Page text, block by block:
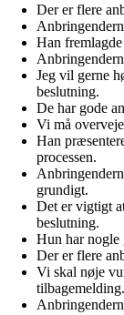
Der er flere
Han
Jeg vil gerne
beslutning.
De har gode
Vi må
Han
processen.
grundigt.
Det er vigtigt
beslutning.
Hun har nogle
Der er flere
Vi skal nøje
tilbagemelding.